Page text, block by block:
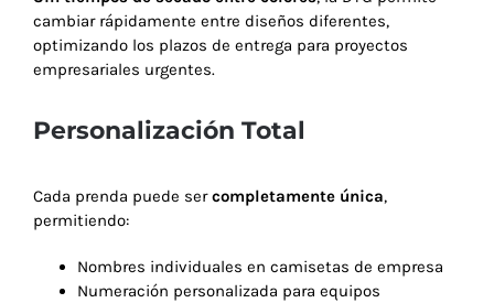
cambiar rápidamente entre diseños diferentes,
optimizando los plazos de entrega para proyectos
empresariales urgentes.
Personalización Total
Cada prenda puede sercompletamente única,
permitiendo:
Nombres individuales en camisetas de empresa
Numeración personalizada para equipos